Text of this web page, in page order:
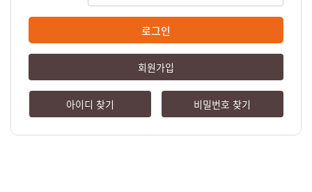
로그인
회원가입
아이디 찾기 비밀번호 찾기